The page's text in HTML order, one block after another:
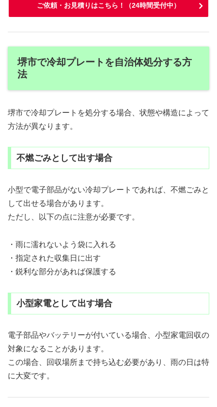
ご依頼・お見積りはこちら！（24時間受付中）
堺市で冷却プレートを自治体処分する方
法
堺市で冷却プレートを処分する場合、状態や構造によって
方法が異なります。
不燃ごみとして出す場合
小型で電子部品がない冷却プレートであれば、不燃ごみと
して出せる場合があります。
ただし、以下の点に注意が必要です。
・雨に濡れないよう袋に入れる
・指定された収集日に出す
・鋭利な部分があれば保護する
小型家電として出す場合
電子部品やバッテリーが付いている場合、小型家電回収の
対象になることがあります。
この場合、回収場所まで持ち込む必要があり、雨の日は特
に大変です。